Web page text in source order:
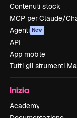
Contenuti stock
MCP per Claude/
Agenti New
API
App mobile
Tutti gli strumenti
Inizia
Academy